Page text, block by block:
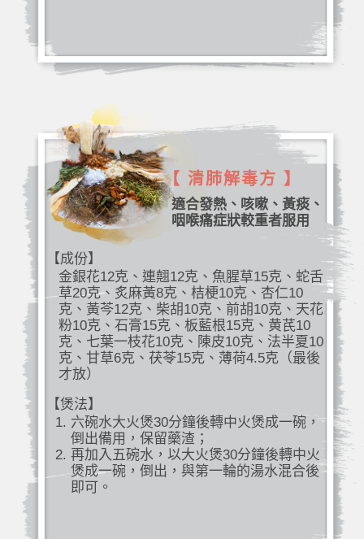
【 清肺解毒方 】
適合發熱、咳嗽、黃痰、
咽喉痛症狀較重者服用
【成份】
金銀花12克、連翹12克、魚腥草15克、蛇舌
草20克、炙麻黃8克、桔梗10克、杏仁10
克、黃芩12克、柴胡10克、前胡10克、天花
粉10克、石膏15克、板藍根15克、黄芪10
克、七葉一枝花10克、陳皮10克、法半夏10
克、甘草6克、茯苓15克、薄荷4.5克（最後
才放）
【煲法】
六碗水大火煲30分鐘後轉中火煲成一碗，
倒出備用，保留藥渣；
再加入五碗水，以大火煲30分鐘後轉中火
煲成一碗，倒出，與第一輪的湯水混合後
即可。